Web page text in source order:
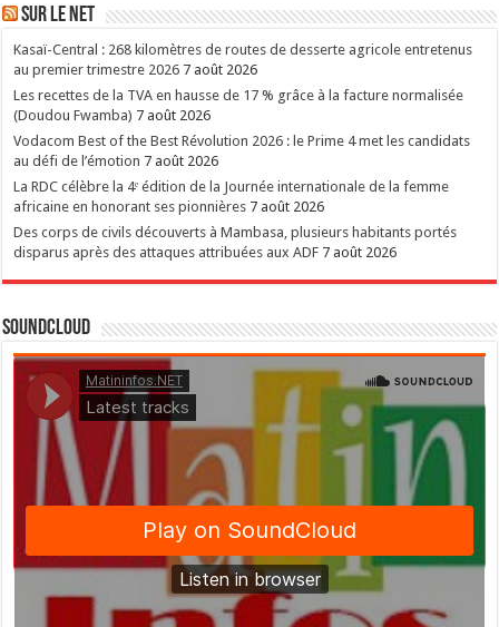
Sur le NET
Kasaï-Central : 268 kilomètres de routes de desserte agricole entretenus
au premier trimestre 2026 7 août 2026
Les recettes de la TVA en hausse de 17 % grâce à la facture normalisée
(Doudou Fwamba) 7 août 2026
Vodacom Best of the Best Révolution 2026 : le Prime 4 met les candidats
au défi de l’émotion 7 août 2026
La RDC célèbre la 4ᵉ édition de la Journée internationale de la femme
africaine en honorant ses pionnières 7 août 2026
Des corps de civils découverts à Mambasa, plusieurs habitants portés
disparus après des attaques attribuées aux ADF 7 août 2026
SoundCloud